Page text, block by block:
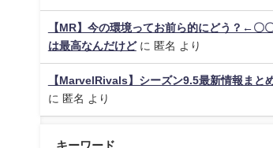
【MR】今の環境ってお前ら的にどう？←〇
は最高なんだけどに 匿名 より
【MarvelRivals】シーズン9.5最新情報まと
に 匿名 より
キーワード